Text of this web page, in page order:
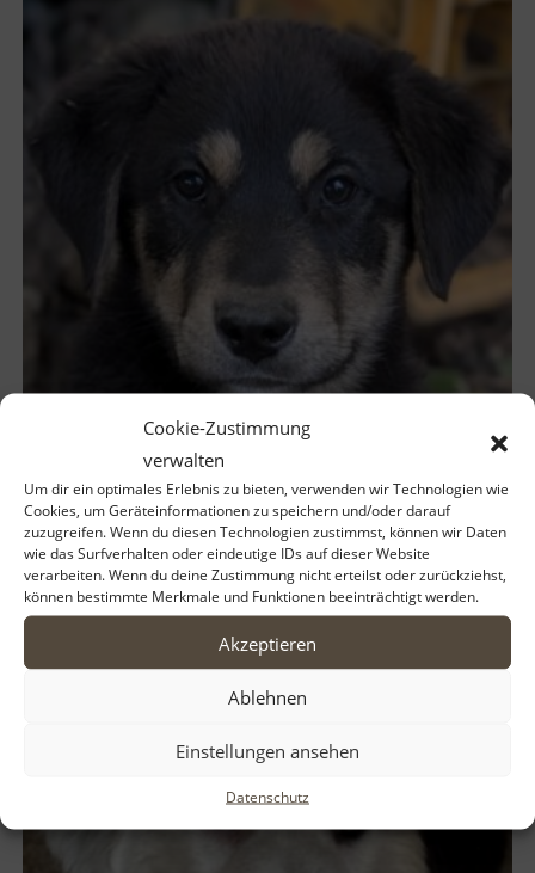
Cookie-Zustimmung
verwalten
Um dir ein optimales Erlebnis zu bieten, verwenden wir Technologien wie
Cookies, um Geräteinformationen zu speichern und/oder darauf
zuzugreifen. Wenn du diesen Technologien zustimmst, können wir Daten
wie das Surfverhalten oder eindeutige IDs auf dieser Website
verarbeiten. Wenn du deine Zustimmung nicht erteilst oder zurückziehst,
können bestimmte Merkmale und Funktionen beeinträchtigt werden.
Akzeptieren
Ablehnen
Einstellungen ansehen
Datenschutz
Dzeko – geb. ca. 02/2026